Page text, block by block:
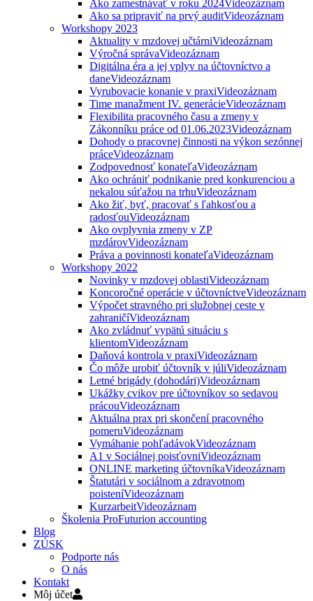
Ako zamestnávať v roku 2024Videozáznam
Ako sa pripraviť na prvý auditVideozáznam
Workshopy 2023
Aktuality v mzdovej učtárniVideozáznam
Výročná správaVideozáznam
Digitálna éra a jej vplyv na účtovníctvo a
daneVideozáznam
Vyrubovacie konanie v praxiVideozáznam
Time manažment IV. generácieVideozáznam
Flexibilita pracovného času a zmeny v
Zákonníku práce od 01.06.2023Videozáznam
Dohody o pracovnej činnosti na výkon sezónnej
práceVideozáznam
Zodpovednosť konateľaVideozáznam
Ako ochrániť podnikanie pred konkurenciou a
nekalou súťažou na trhuVideozáznam
Ako žiť, byť, pracovať s ľahkosťou a
radosťouVideozáznam
Ako ovplyvnia zmeny v ZP
mzdárovVideozáznam
Práva a povinnosti konateľaVideozáznam
Workshopy 2022
Novinky v mzdovej oblastiVideozáznam
Koncoročné operácie v účtovníctveVideozáznam
Výpočet stravného pri služobnej ceste v
zahraničíVideozáznam
Ako zvládnuť vypätú situáciu s
klientomVideozáznam
Daňová kontrola v praxiVideozáznam
Čo môže urobiť účtovník v júliVideozáznam
Letné brigády (dohodári)Videozáznam
Ukážky cvikov pre účtovníkov so sedavou
prácouVideozáznam
Aktuálna prax pri skončení pracovného
pomeruVideozáznam
Vymáhanie pohľadávokVideozáznam
A1 v Sociálnej poisťovniVideozáznam
ONLINE marketing účtovníkaVideozáznam
Štatutári v sociálnom a zdravotnom
poisteníVideozáznam
KurzarbeitVideozáznam
Školenia ProFuturion accounting
Blog
ZÚSK
Podporte nás
O nás
Kontakt
Môj účet